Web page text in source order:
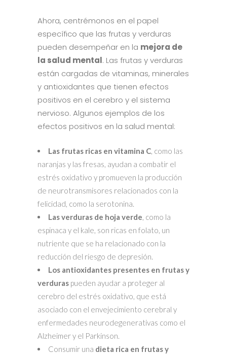
Ahora, centrémonos en el papel
específico que las frutas y verduras
pueden desempeñar en la mejora de
la salud mental. Las frutas y verduras
están cargadas de vitaminas, minerales
y antioxidantes que tienen efectos
positivos en el cerebro y el sistema
nervioso. Algunos ejemplos de los
efectos positivos en la salud mental:
Las frutas ricas en vitamina C, como las
naranjas y las fresas, ayudan a combatir el
estrés oxidativo y promueven la producción
de neurotransmisores relacionados con la
felicidad, como la serotonina.
Las verduras de hoja verde, como la
espinaca y el kale, son ricas en folato, un
nutriente que se ha relacionado con la
reducción del riesgo de depresión.
Los antioxidantes presentes en frutas y
verduras pueden ayudar a proteger al
cerebro del estrés oxidativo, que está
asociado con el envejecimiento cerebral y
enfermedades neurodegenerativas como el
Alzheimer y el Parkinson.
Consumir una dieta rica en frutas y